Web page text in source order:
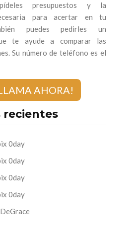
presupuestos y la
para acertar en tu
puedes pedirles un
te ayude a comparar las
Su número de teléfono es el
AHORA!
recientes
0day
0day
0day
0day